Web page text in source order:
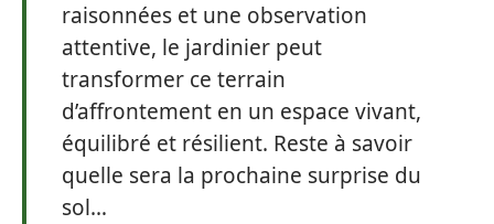
raisonnées et une observation
attentive, le jardinier peut
transformer ce terrain
d’affrontement en un espace vivant,
équilibré et résilient. Reste à savoir
quelle sera la prochaine surprise du
sol…